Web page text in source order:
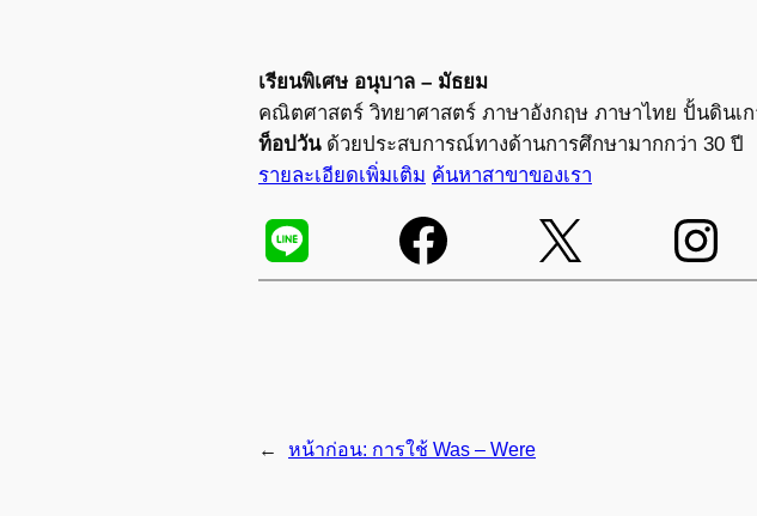
เรียนพิเศษ อนุบาล – มัธยม
คณิตศาสตร์ วิทยาศาสตร์ ภาษาอังกฤษ ภาษาไทย ปั้นดินเ
ท็อปวันด้วยประสบการณ์ทางด้านการศึกษามากกว่า 30 ปี
รายละเอียดเพิ่มเติม ค้นหาสาขาของเรา
← หน้าก่อน: การใช้ Was – Were